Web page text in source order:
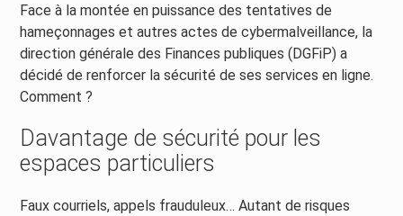
Être prêt pour la facturation électronique
Face à la montée en puissance des tentatives de
hameçonnages et autres actes de cybermalveillance, la
direction générale des Finances publiques (DGFiP) a
décidé de renforcer la sécurité de ses services en ligne.
Comment ?
Davantage de sécurité pour les
espaces particuliers
Faux courriels, appels frauduleux… Autant de risques